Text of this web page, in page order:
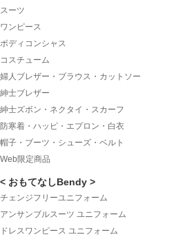
スーツ
ワンピース
ボディコンシャス
コスチューム
婦人ブレザー・ブラウス・カットソー
紳士ブレザー
紳士ズボン・ネクタイ・スカーフ
防寒着・ハッピ・エプロン・白衣
帽子・ブーツ・シューズ・ベルト
Web限定商品
< おもてなしBendy >
チェンジフリーユニフォーム
アンサンブルスーツ ユニフォーム
ドレスワンピース ユニフォーム